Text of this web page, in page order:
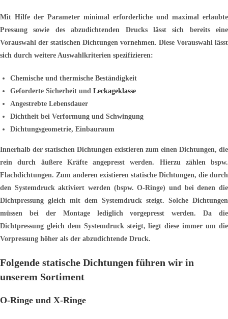
Mit Hilfe der Parameter minimal erforderliche und maximal erlaubte
Pressung sowie des abzudichtenden Drucks lässt sich bereits eine
Vorauswahl der statischen Dichtungen vornehmen. Diese Vorauswahl lässt
sich durch weitere Auswahlkriterien spezifizieren:
Chemische und thermische Beständigkeit
Geforderte Sicherheit und Leckageklasse
Angestrebte Lebensdauer
Dichtheit bei Verformung und Schwingung
Dichtungsgeometrie, Einbauraum
Innerhalb der statischen Dichtungen existieren zum einen Dichtungen, die
rein durch äußere Kräfte angepresst werden. Hierzu zählen bspw.
Flachdichtungen. Zum anderen existieren statische Dichtungen, die durch
den Systemdruck aktiviert werden (bspw. O-Ringe) und bei denen die
Dichtpressung gleich mit dem Systemdruck steigt. Solche Dichtungen
müssen bei der Montage lediglich vorgepresst werden. Da die
Dichtpressung gleich dem Systemdruck steigt, liegt diese immer um die
Vorpressung höher als der abzudichtende Druck.
Folgende statische Dichtungen führen wir in
unserem Sortiment
O-Ringe und X-Ringe